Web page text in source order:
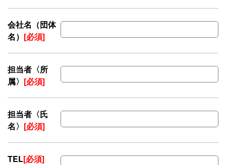
会社名（団体
名） [必須]
担当者〈所
属〉 [必須]
担当者〈氏
名〉 [必須]
TEL[必須]